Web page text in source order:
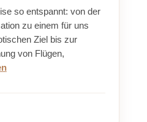
so entspannt: von der
zu einem für uns
Ziel bis zur
von Flügen,